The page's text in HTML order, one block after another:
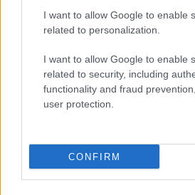
I want to allow Google to enable
related to personalization.
I want to allow Google to enable
related to security, including
functionality and fraud
user protection.
CONFIRM
Stressz,